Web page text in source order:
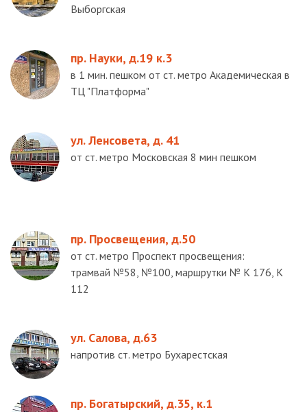
Выборгская
пр. Науки, д.19 к.3
в 1 мин. пешком от ст. метро Академическая в
ТЦ "Платформа"
ул. Ленсовета, д. 41
от ст. метро Московская 8 мин пешком
пр. Просвещения, д.50
от ст. метро Проспект просвещения:
трамвай №58, №100, маршрутки № К 176, К
112
ул. Салова, д.63
напротив ст. метро Бухарестская
пр. Богатырский, д.35, к.1